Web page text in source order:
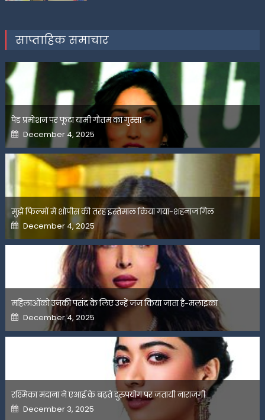
साप्ताहिक समाचार
पेड प्रमोशन पर फूटा यामी गौतम का गुस्सा
Posted
on
December 4, 2025
मुझे फिल्मों में शोपीस की तरह इस्तेमाल किया गया-शहनाज गिल
Posted
on
December 4, 2025
महिलाओंको उनकी पसंद के लिए उन्हें जज किया जाता है-मलाइका
Posted
on
December 4, 2025
रश्मिका मंदाना ने एआई के बढ़ते दुरुपयोग पर जतायी नाराजगी
Posted
on
December 3, 2025